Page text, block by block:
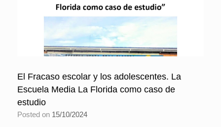
El Fracaso escolar y los adolescentes. La
Escuela Media La Florida como caso de
estudio
Posted on 15/10/2024